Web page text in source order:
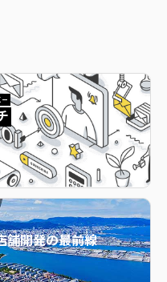
—
舗開発の最前線